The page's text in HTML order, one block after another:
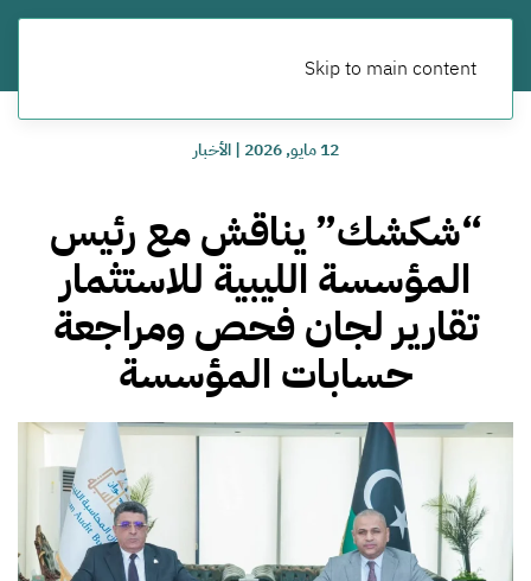
Skip to main content
12 مايو, 2026 |الأخبار
“شكشك” يناقش مع رئيس
المؤسسة الليبية للاستثمار
تقارير لجان فحص ومراجعة
حسابات المؤسسة